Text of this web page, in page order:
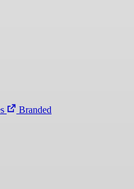
Branded